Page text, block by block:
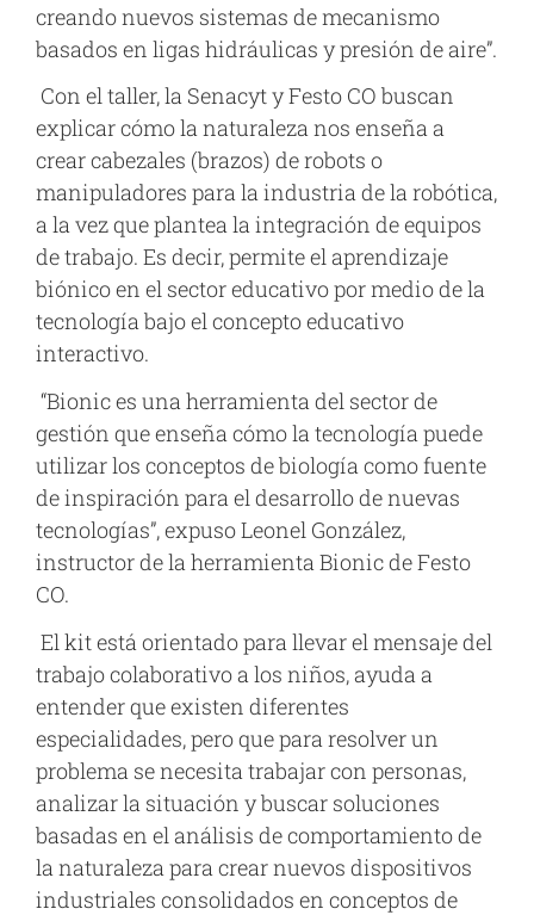
creando nuevos sistemas de mecanismo
basados en ligas hidráulicas y presión de aire”.
Con el taller, la Senacyt y Festo CO buscan
explicar cómo la naturaleza nos enseña a
crear cabezales (brazos) de robots o
manipuladores para la industria de la robótica,
a la vez que plantea la integración de equipos
de trabajo. Es decir, permite el aprendizaje
biónico en el sector educativo por medio de la
tecnología bajo el concepto educativo
interactivo.
“Bionic es una herramienta del sector de
gestión que enseña cómo la tecnología puede
utilizar los conceptos de biología como fuente
de inspiración para el desarrollo de nuevas
tecnologías”, expuso Leonel González,
instructor de la herramienta Bionic de Festo
CO.
El kit está orientado para llevar el mensaje del
trabajo colaborativo a los niños, ayuda a
entender que existen diferentes
especialidades, pero que para resolver un
problema se necesita trabajar con personas,
analizar la situación y buscar soluciones
basadas en el análisis de comportamiento de
la naturaleza para crear nuevos dispositivos
industriales consolidados en conceptos de